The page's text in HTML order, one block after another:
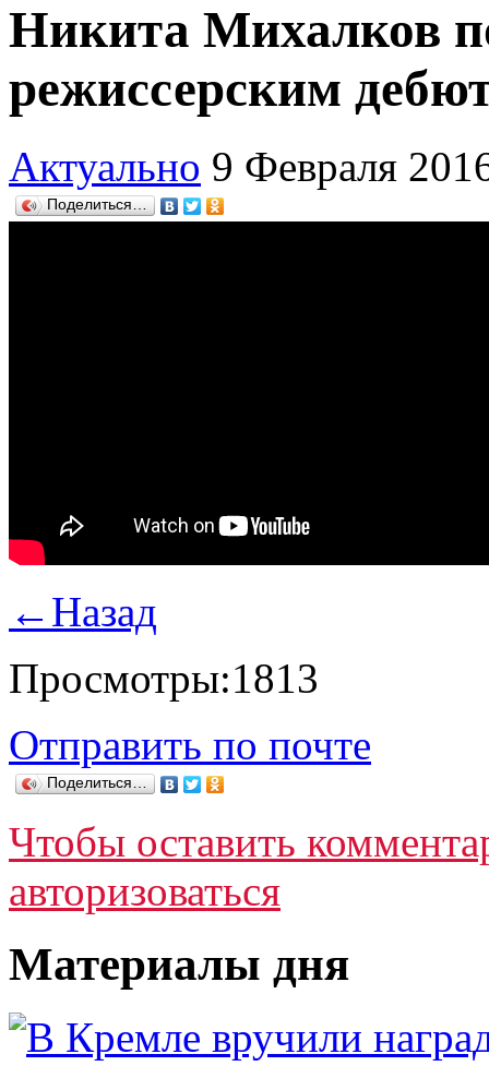
Никита Михалков
режиссерским
Актуально 9 Февраля
Поделиться…
← Назад
Просмотры:1813
Отправить по почте
Поделиться…
Чтобы оставить
авторизоваться
Материалы дня